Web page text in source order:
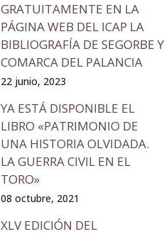
GRATUITAMENTE EN LA
PÁGINA WEB DEL ICAP LA
BIBLIOGRAFÍA DE SEGORBE Y
COMARCA DEL PALANCIA
22 junio, 2023
YA ESTÁ DISPONIBLE EL
LIBRO «PATRIMONIO DE
UNA HISTORIA OLVIDADA.
LA GUERRA CIVIL EN EL
TORO»
08 octubre, 2021
XLV EDICIÓN DEL